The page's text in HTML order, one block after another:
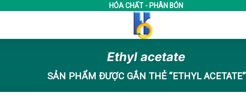
HÓA CHẤT - PHÂN BÓN
Ethyl acetate
SẢN PHẨM ĐƯỢC GẮN THẺ “ETHYL ACETATE”